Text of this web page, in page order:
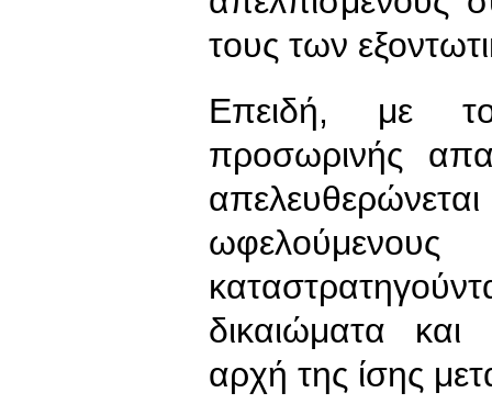
τους των
Επειδή, με
προσωρινής
δικαιώματα και
αρχή της ίσης